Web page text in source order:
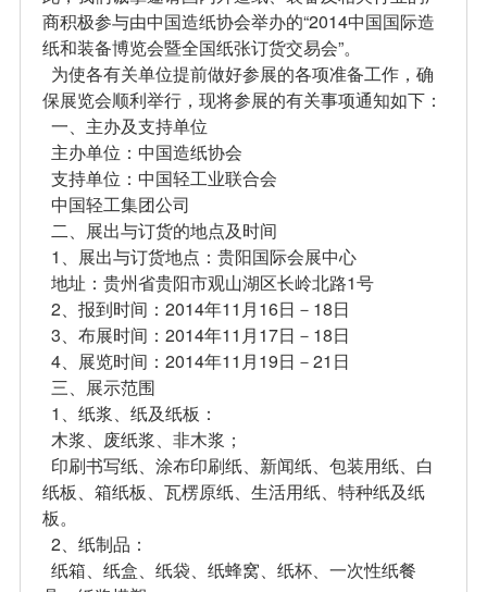
商积极参与由中国造纸协会举办的“2014中国国际造
纸和装备博览会暨全国纸张订货交易会”。
为使各有关单位提前做好参展的各项准备工作，确
保展览会顺利举行，现将参展的有关事项通知如下：
一、主办及支持单位
主办单位：中国造纸协会
支持单位：中国轻工业联合会
中国轻工集团公司
二、展出与订货的地点及时间
1、展出与订货地点：贵阳国际会展中心
地址：贵州省贵阳市观山湖区长岭北路1号
2、报到时间：2014年11月16日－18日
3、布展时间：2014年11月17日－18日
4、展览时间：2014年11月19日－21日
三、展示范围
1、纸浆、纸及纸板：
木浆、废纸浆、非木浆；
印刷书写纸、涂布印刷纸、新闻纸、包装用纸、白
纸板、箱纸板、瓦楞原纸、生活用纸、特种纸及纸
板。
2、纸制品：
纸箱、纸盒、纸袋、纸蜂窝、纸杯、一次性纸餐